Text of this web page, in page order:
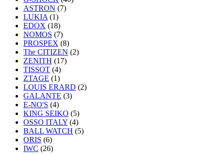
ASTRON (7)
LUKIA (1)
EDOX (18)
NOMOS (7)
PROSPEX (8)
The CITIZEN (2)
ZENITH (17)
TISSOT (4)
ZTAGE (1)
LOUIS ERARD (2)
GALANTE (3)
E-NO'S (4)
KING SEIKO (5)
OSSO ITALY (4)
BALL WATCH (5)
ORIS (6)
IWC (26)